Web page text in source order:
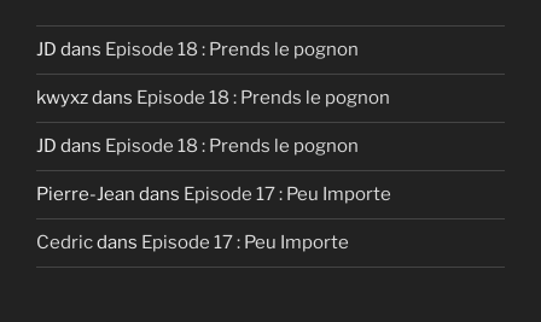
JD dans Episode 18 : Prends le pognon
kwyxzdans Episode 18 : Prends le pognon
JD dans Episode 18 : Prends le pognon
Pierre-Jean dans Episode 17 : Peu Importe
Cedricdans Episode 17 : Peu Importe